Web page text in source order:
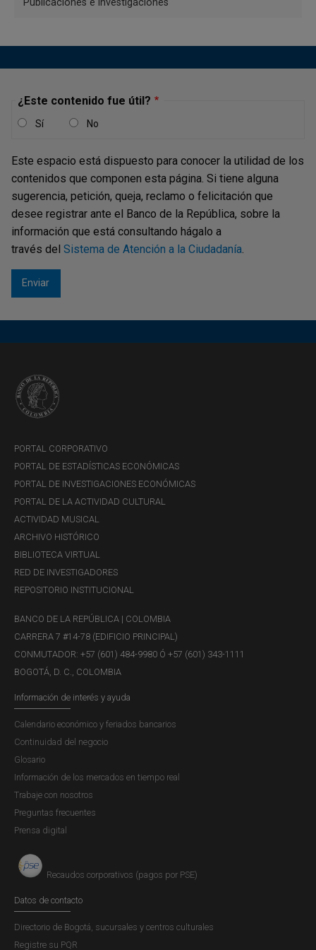
Grupo de títulos
Desde la pantalla anterior los usuarios podrán seleccionar
el grupo de títulos que requieren visualizar. Ejemplo:
Información de títulos
Desde la pantalla anterior los usuarios podrán seleccionar
el título que requieren consultar.
Detalle de titulo
Al dar clic derecho en el título del cual se quiere ver el
detalle de las operaciones del día, se abrirá una pantalla
con la información detallada y los gráficos del precio y la
tasa.
Publicaciones e investigaciones
¿Este contenido fue útil?
Sí No
Este espacio está dispuesto para conocer la utilidad de los
contenidos que componen esta página. Si tiene alguna
sugerencia, petición, queja, reclamo o felicitación que
desee registrar ante el Banco de la República, sobre la
información que está consultando hágalo a
través del Sistema de Atención a la Ciudadanía
PORTAL CORPORATIVO
PORTAL DE ESTADÍSTICAS ECONÓMICAS
PORTAL DE INVESTIGACIONES ECONÓMICAS
PORTAL DE LA ACTIVIDAD CULTURAL
ACTIVIDAD MUSICAL
ARCHIVO HISTÓRICO
BIBLIOTECA VIRTUAL
RED DE INVESTIGADORES
REPOSITORIO INSTITUCIONAL
BANCO DE LA REPÚBLICA | COLOMBIA
CARRERA 7 #14-78 (EDIFICIO PRINCIPAL)
CONMUTADOR: +57 (601) 484-9980 Ó +57 (601) 343-1111
BOGOTÁ, D. C., COLOMBIA
Información de interés y ayuda
Calendario económico y feriados bancarios
Continuidad del negocio
Glosario
Información de los mercados en tiempo real
Trabaje con nosotros
Preguntas frecuentes
Prensa digital
Recaudos corporativos (pagos por PSE)
Datos de contacto
Directorio de Bogotá, sucursales y centros culturales
Registre su PQR